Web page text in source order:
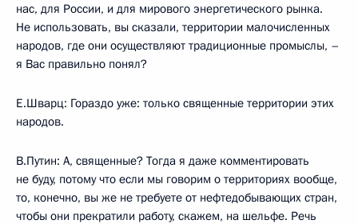
нас, для России, и для мирового энергетического рынка.
Не использовать, вы сказали, территории малочисленных
народов, где они осуществляют традиционные промыслы, –
я Вас правильно понял?
Е.Шварц: Гораздо уже: только священные территории этих
народов.
В.Путин: А, священные? Тогда я даже комментировать
не буду, потому что если мы говорим о территориях вообще,
то, конечно, вы же не требуете от нефтедобывающих стран,
чтобы они прекратили работу, скажем, на шельфе. Речь